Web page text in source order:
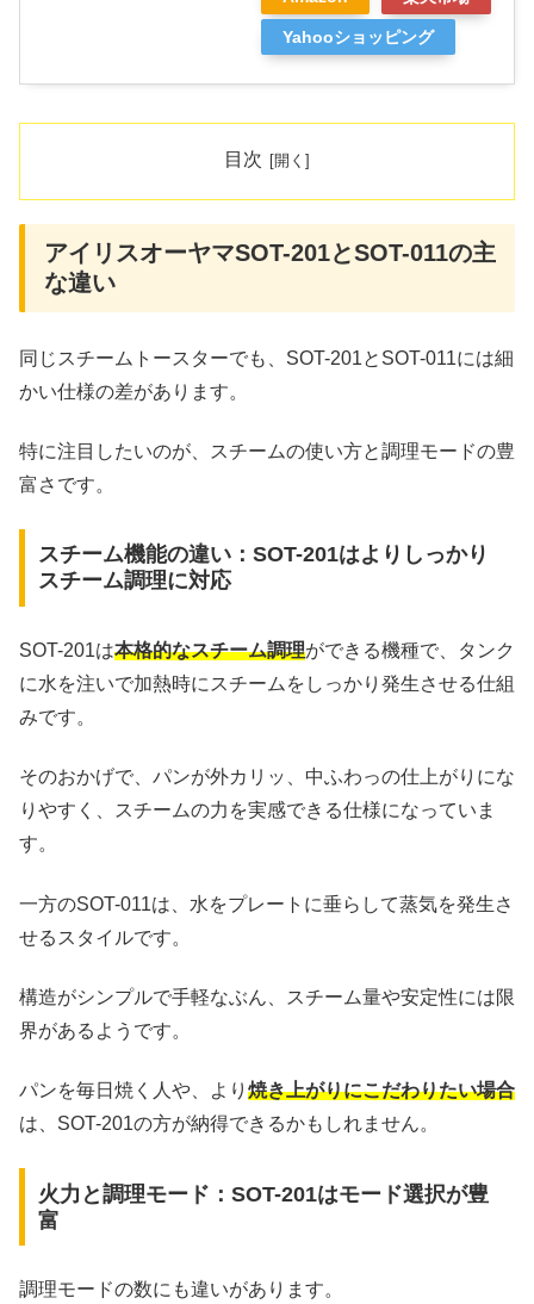
Yahooショッピング
目次
アイリスオーヤマSOT-201とSOT-011の主
な違い
同じスチームトースターでも、SOT-201とSOT-011には細
かい仕様の差があります。
特に注目したいのが、スチームの使い方と調理モードの豊
富さです。
スチーム機能の違い：SOT-201はよりしっかり
スチーム調理に対応
SOT-201は本格的なスチーム調理ができる機種で、タンク
に水を注いで加熱時にスチームをしっかり発生させる仕組
みです。
そのおかげで、パンが外カリッ、中ふわっの仕上がりにな
りやすく、スチームの力を実感できる仕様になっていま
す。
一方のSOT-011は、水をプレートに垂らして蒸気を発生さ
せるスタイルです。
構造がシンプルで手軽なぶん、スチーム量や安定性には限
界があるようです。
パンを毎日焼く人や、より 焼き上がりにこだわりたい場合
は、SOT-201の方が納得できるかもしれません。
火力と調理モード：SOT-201はモード選択が豊
富
調理モードの数にも違いがあります。